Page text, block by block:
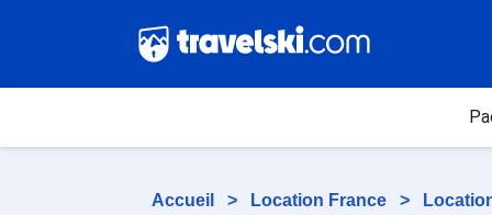
Accueil > Location France >